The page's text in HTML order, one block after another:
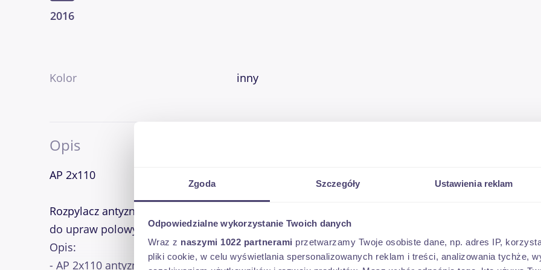
Zgoda Szczegóły Ustawienia reklam
Odpowiedzialne wykorzystanie Twoich danych
Wraz z naszymi 1022 partnerami przetwarzamy Twoje osobiste dane, np. adres IP,
pliki cookie, w celu wyświetlania spersonalizowanych reklam i treści, analizowania tychże,
2016
Kolor inny
Opis
AP 2x110
Rozpylacz antyznoszeniowy ceramiczny AP 2x110. Dysze wykonane są z białej ceramiki i
do upraw polowych. Znakomite rozwiązanie dla mniejszych i średnich gospodarstw
Opis:
- AP 2x110 antyznoszeniowy eżektorowy dwustrumieniowy z białej ceramiki, kąty strumieni 2 x